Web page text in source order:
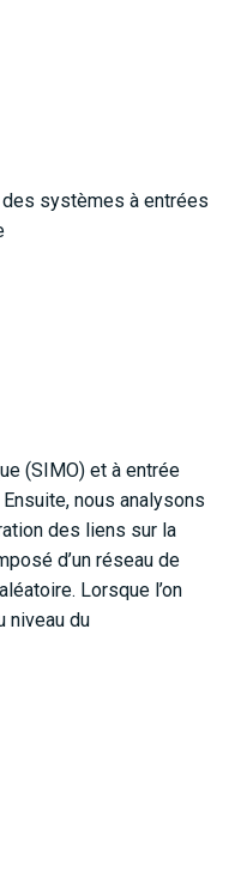
systèmes à entrées
(SIMO) et à entrée
nous analysons
des liens sur la
d’un réseau de
Lorsque l’on
niveau du